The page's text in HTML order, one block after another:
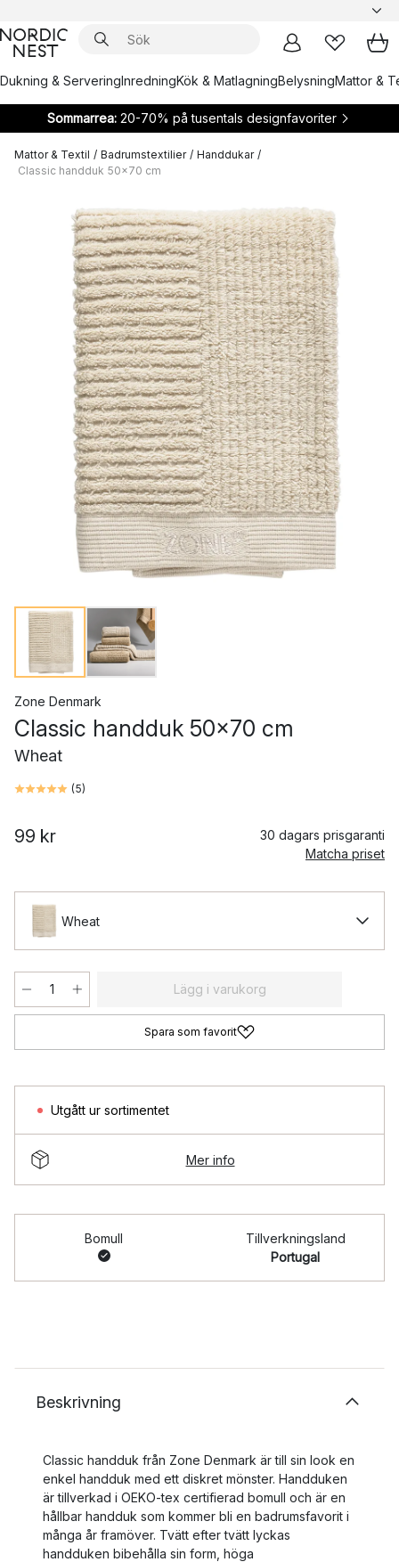
Dukning & ServeringInredningKök & MatlagningBelysningMattor &
Sommarrea:20-70% på tusentals designfavoriter
Mattor & Textil / Badrumstextilier / Handdukar /
Classic handduk 50x70 cm
Zone Denmark
Classic handduk 50x70 cm
Wheat
(5)
99 kr
30 dagars prisgaranti
Matcha priset
Wheat
Lägg i varukorg
Spara som favorit
Utgått ur sortimentet
Mer info
Bomull
Tillverkningsland
Portugal
Beskrivning
Classic handduk från Zone Denmark är till sin look en
enkel handduk med ett diskret mönster. Handduken
är tillverkad i OEKO-tex certifierad bomull och är en
hållbar handduk som kommer bli en badrumsfavorit i
många år framöver. Tvätt efter tvätt lyckas
handduken bibehålla sin form, höga